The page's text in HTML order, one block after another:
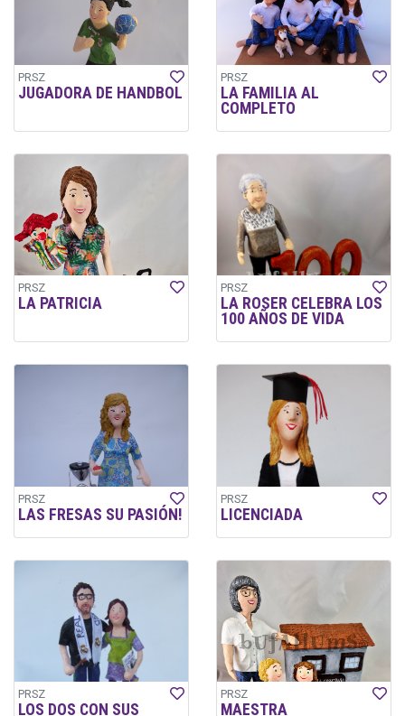
PRSZ
JUGADORA DE HANDBOL
PRSZ
LA FAMILIA AL
COMPLETO
PRSZ
LA PATRICIA
PRSZ
LA ROSER CELEBRA LOS
100 AÑOS DE VIDA
PRSZ
LAS FRESAS SU PASIÓN!
PRSZ
LICENCIADA
PRSZ
LOS DOS CON SUS
PRSZ
MAESTRA